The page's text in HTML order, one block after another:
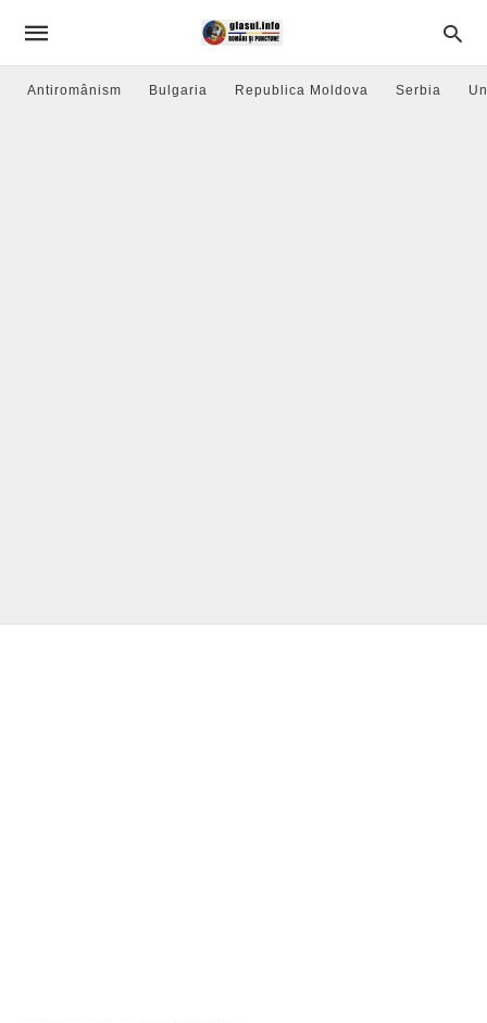
Antiromânism Bulgaria Republica Moldova Serbia